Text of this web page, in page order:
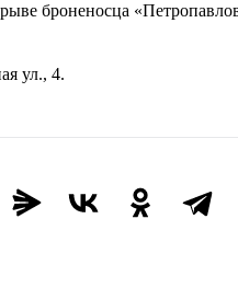
броненосца
ул., 4.